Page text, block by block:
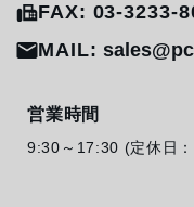
FAX: 03-3233-
MAIL:
営業時間
9:30～17:30 (定休日